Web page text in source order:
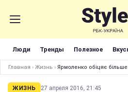
Люди Тренды Полезное
Главная › Жизнь › Ярмоленко обіцяє більше
ЖИЗНЬ 27 апреля 2016, 21:45